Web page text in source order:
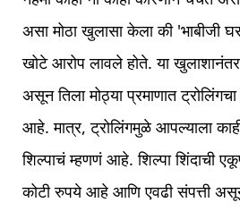
असा मोठा खुलासा केला की 'भाबीजी
खोटे आरोप लावले होते. या
असून तिला मोठ्या प्रमाणात
आहे. मात्र, ट्रोलिंगमुळे आपल्याला
शिल्पाचं म्हणणं आहे. शिल्पा शिंदाची
कोटी रुपये आहे आणि एवढी संपत्ती